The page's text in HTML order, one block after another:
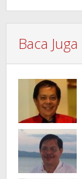
Baca Juga